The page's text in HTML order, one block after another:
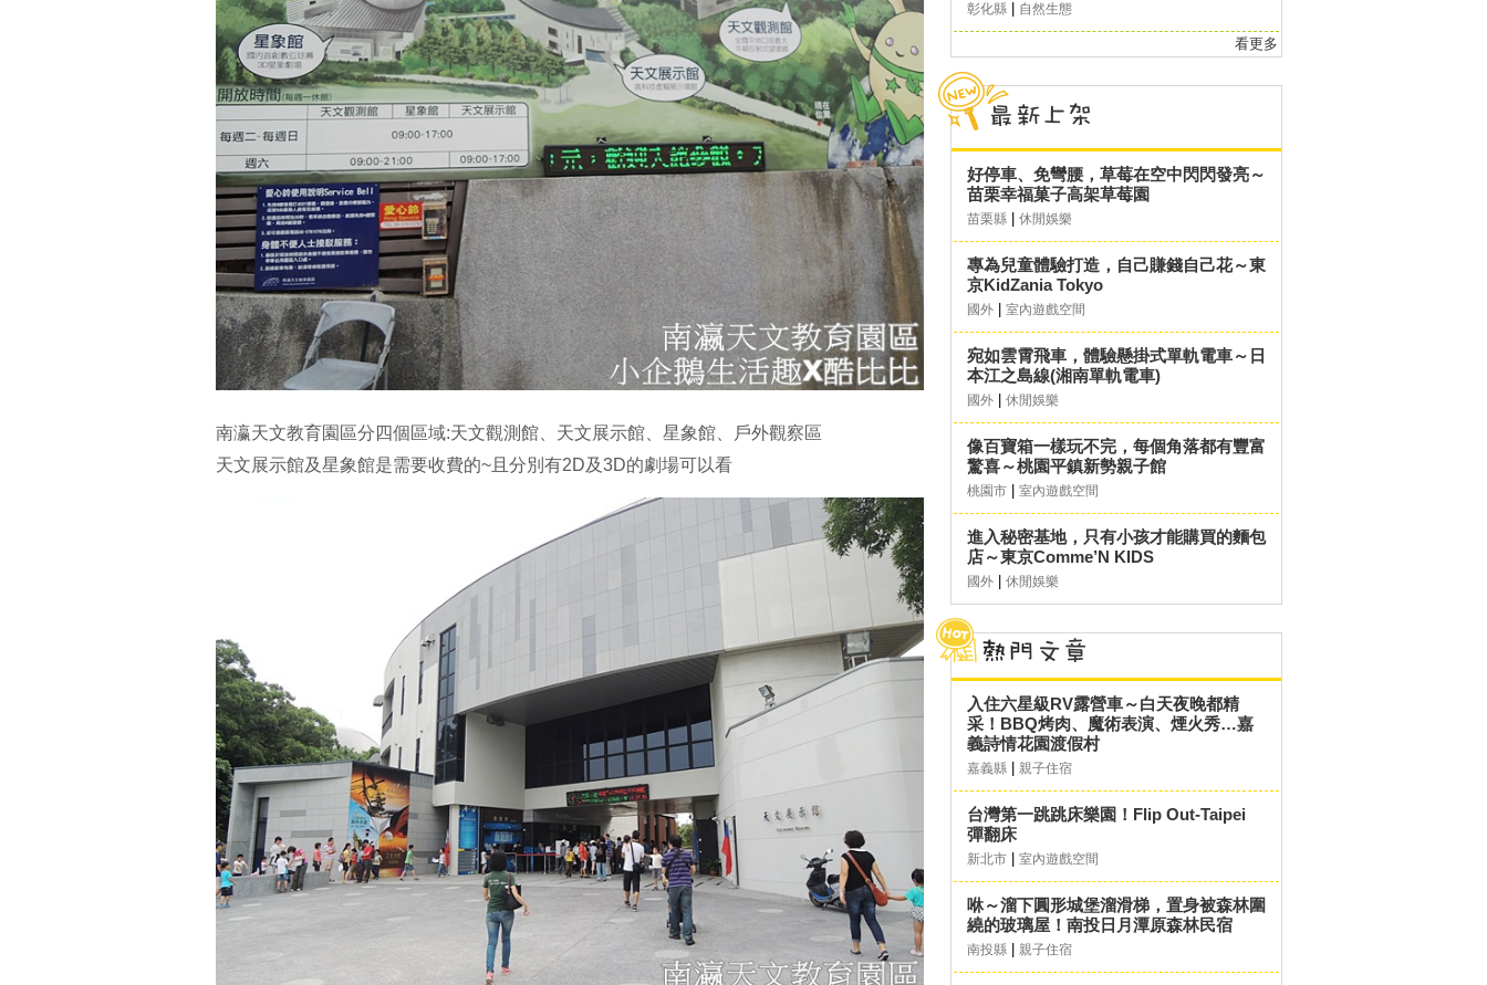
南瀛天文教育園區分四個區域:天文觀測館、天文展示館、星象館、戶外觀察區
天文展示館及星象館是需要收費的~且分別有2D及3D的劇場可以看
彰化縣 自然生態
看更多
好停車、免彎腰，草莓在空中閃閃發亮～
苗栗幸福菓子高架草莓園
苗栗縣 休閒娛樂
專為兒童體驗打造，自己賺錢自己花～東
京KidZania Tokyo
國外 室內遊戲空間
宛如雲霄飛車，體驗懸掛式單軌電車～日
本江之島線(湘南單軌電車)
國外 休閒娛樂
像百寶箱一樣玩不完，每個角落都有豐富
驚喜～桃園平鎮新勢親子館
桃園市 室內遊戲空間
進入秘密基地，只有小孩才能購買的麵包
店～東京Comme’N KIDS
國外 休閒娛樂
入住六星級RV露營車～白天夜晚都精
采！BBQ烤肉、魔術表演、煙火秀…嘉
義詩情花園渡假村
嘉義縣 親子住宿
台灣第一跳跳床樂園！Flip Out-Taipei
彈翻床
新北市 室內遊戲空間
咻～溜下圓形城堡溜滑梯，置身被森林圍
繞的玻璃屋！南投日月潭原森林民宿
南投縣 親子住宿